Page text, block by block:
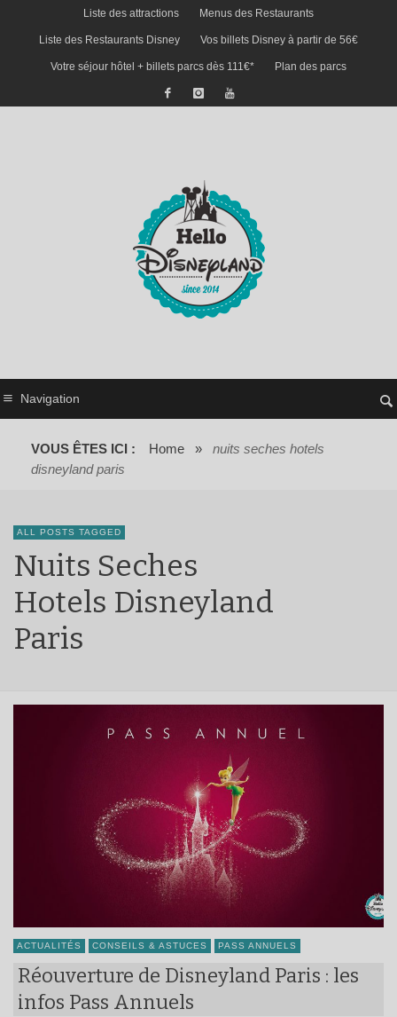
Liste des attractions Menus des Restaurants
Liste des Restaurants Disney Vos billets Disney à partir de 56€
Votre séjour hôtel + billets parcs dès 111€* Plan des parcs
Navigation
VOUS ÊTES ICI : Home »
nuits seches hotels
disneyland paris
ALL POSTS TAGGED
Nuits Seches
Hotels Disneyland
Paris
ACTUALITÉS CONSEILS & ASTUCES PASS ANNUELS
Réouverture de Disneyland Paris : les
infos Pass Annuels